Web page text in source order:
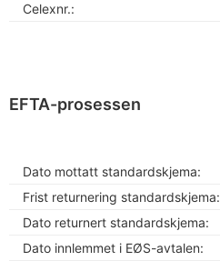
Celexnr.:
EFTA-prosessen
Dato mottatt standardskjema:
Frist returnering standardskjema:
Dato returnert standardskjema:
Dato innlemmet i EØS-avtalen: